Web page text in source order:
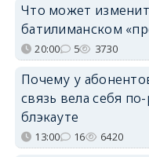
Что может
батилиманском
20:00 5 3730
Почему у
связь вела себя
блэкауте
13:00 16 6420